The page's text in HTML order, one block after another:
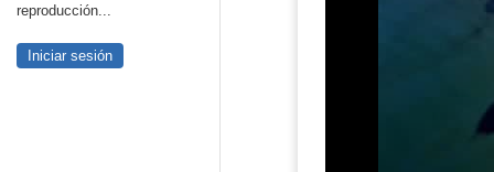
reproducción...
Iniciar sesión